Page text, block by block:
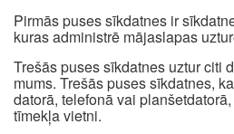
Pirmās puses sīkdatnes ir
kuras administrē mājaslapas
Trešās puses sīkdatnes uztur citi
mums. Trešās puses sīkdatnes,
datorā, telefonā vai
tīmekļa vietni.